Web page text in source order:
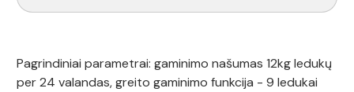
Pagrindiniai parametrai: gaminimo našumas 12kg ledukų
per 24 valandas, greito gaminimo funkcija - 9 ledukai